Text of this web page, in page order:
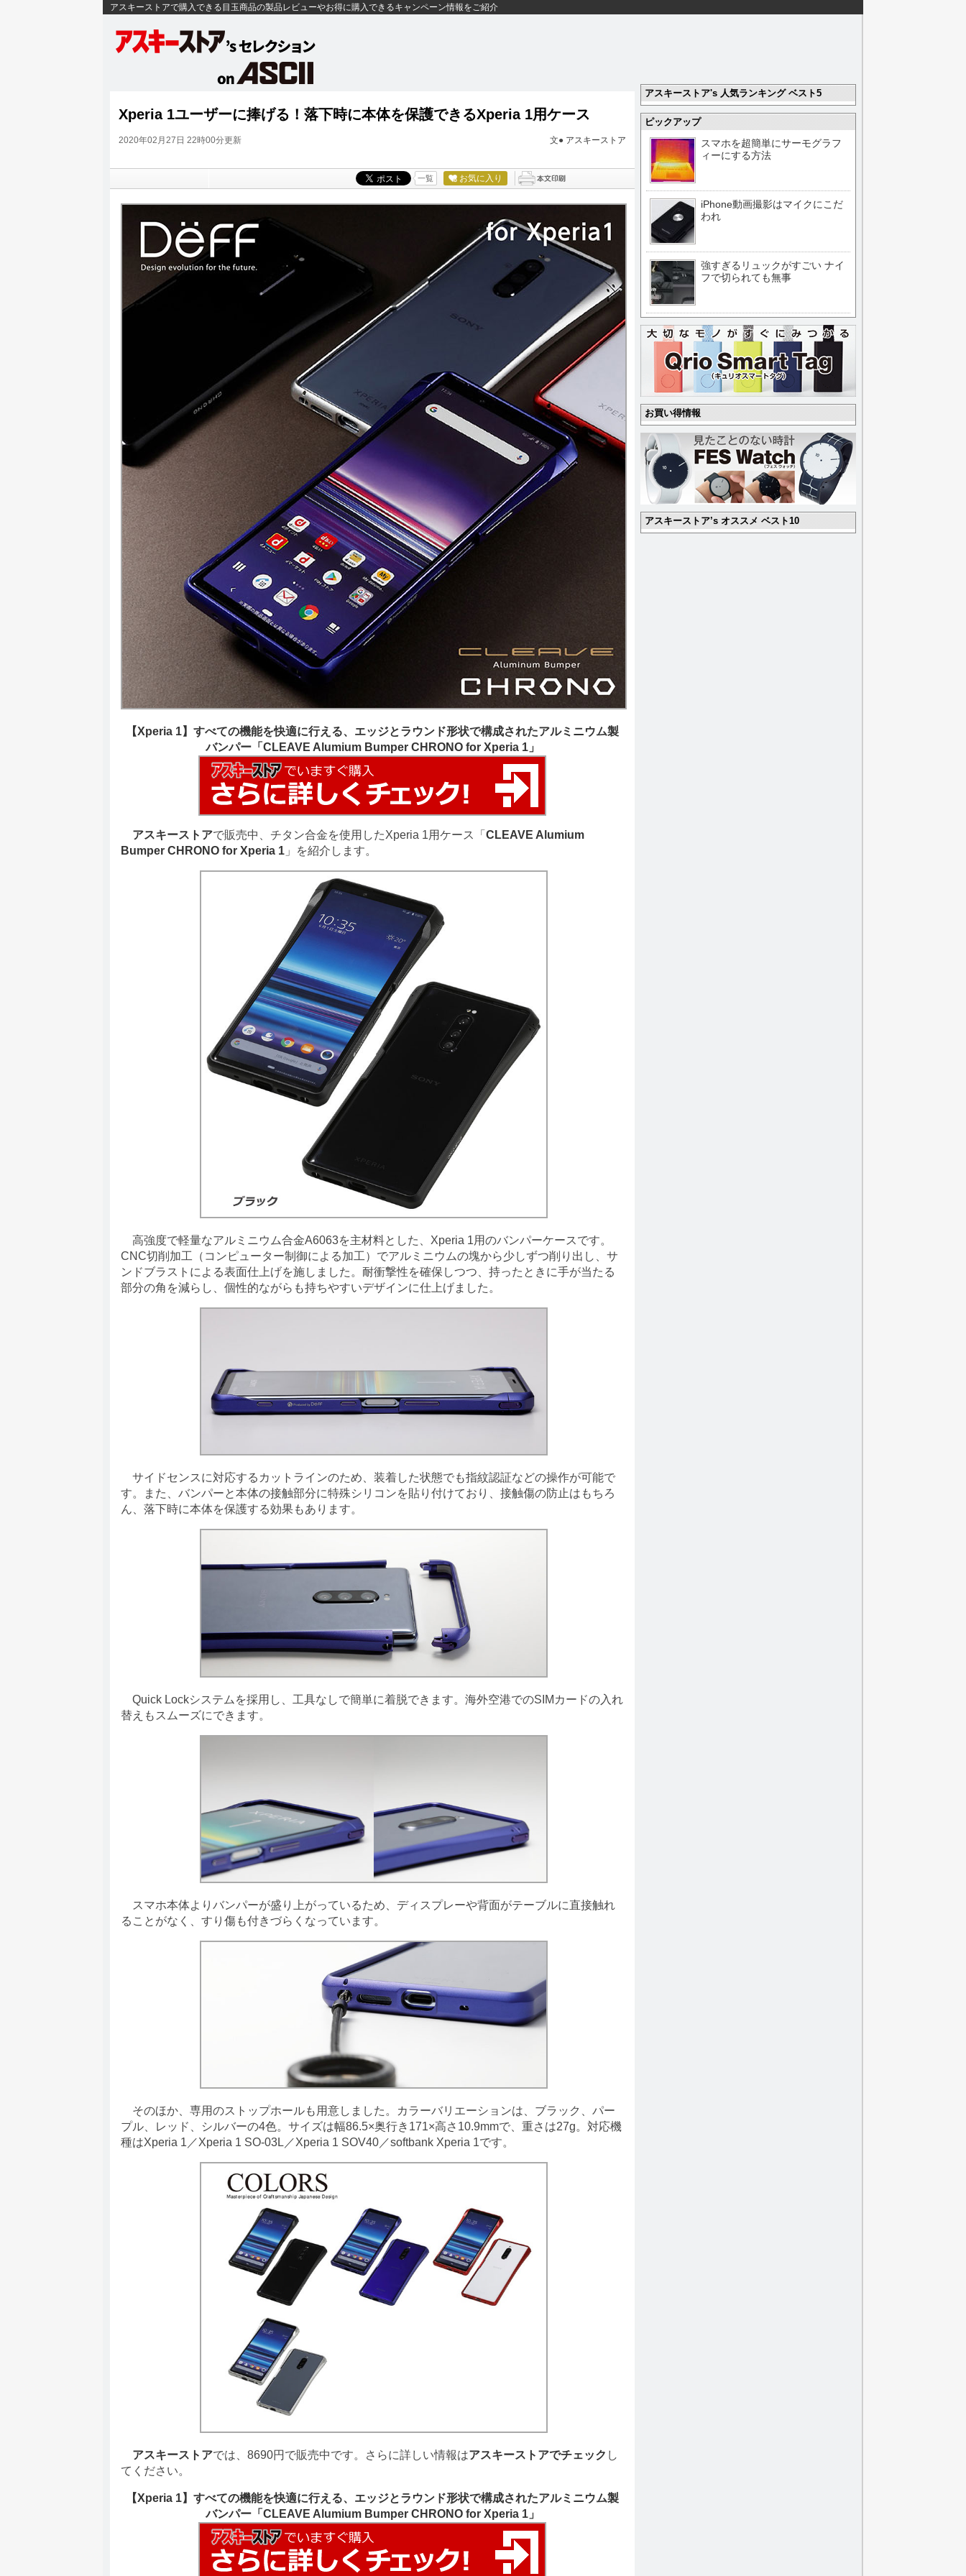
アスキーストアで購入できる目玉商品の製品レビューやお得に購入できるキャンペーン情報をご紹介
Xperia 1ユーザーに捧げる！落下時に本体を保護できるXperia 1用ケース
2020年02月27日 22時00分更新 文● アスキーストア
一覧 お気に入り
【Xperia 1】すべての機能を快適に行える、エッジとラウンド形状で構成されたアルミニウム製
バンパー「CLEAVE Alumium Bumper CHRONO for Xperia 1」
アスキーストアで販売中、チタン合金を使用したXperia 1用ケース「 CLEAVE Alumium
Bumper CHRONO for Xperia 1 」を紹介します。
高強度で軽量なアルミニウム合金A6063を主材料とした、Xperia 1用のバンパーケースです。
CNC切削加工（コンピューター制御による加工）でアルミニウムの塊から少しずつ削り出し、サ
ンドブラストによる表面仕上げを施しました。耐衝撃性を確保しつつ、持ったときに手が当たる
部分の角を減らし、個性的ながらも持ちやすいデザインに仕上げました。
サイドセンスに対応するカットラインのため、装着した状態でも指紋認証などの操作が可能で
す。また、バンパーと本体の接触部分に特殊シリコンを貼り付けており、接触傷の防止はもちろ
ん、落下時に本体を保護する効果もあります。
Quick Lockシステムを採用し、工具なしで簡単に着脱できます。海外空港でのSIMカードの入れ
替えもスムーズにできます。
スマホ本体よりバンパーが盛り上がっているため、ディスプレーや背面がテーブルに直接触れ
ることがなく、すり傷も付きづらくなっています。
そのほか、専用のストップホールも用意しました。カラーバリエーションは、ブラック、パー
プル、レッド、シルバーの4色。サイズは幅86.5×奥行き171×高さ10.9mmで、重さは27g。対応機
種はXperia 1／Xperia 1 SO-03L／Xperia 1 SOV40／softbank Xperia 1です。
アスキーストアでは、8690円で販売中です。さらに詳しい情報はアスキーストアでチェック し
てください。
【Xperia 1】すべての機能を快適に行える、エッジとラウンド形状で構成されたアルミニウム製
バンパー「CLEAVE Alumium Bumper CHRONO for Xperia 1」
アスキーストア's 人気ランキング ベスト5
ピックアップ
スマホを超簡単にサーモグラフ
ィーにする方法
iPhone動画撮影はマイクにこだ
われ
強すぎるリュックがすごい ナイ
フで切られても無事
お買い得情報
アスキーストア’s オススメ ベスト10